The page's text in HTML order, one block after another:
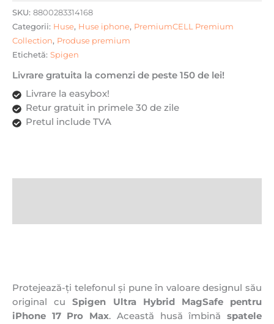
SKU: 8800283314168
Categorii: Huse, Huse iphone, PremiumCELL Premium
Collection, Produse premium
Etichetă: Spigen
Livrare gratuita la comenzi de peste 150 de lei!
Livrare la easybox!
Retur gratuit in primele 30 de zile
Pretul include TVA
Protejează-ți telefonul și pune în valoare designul său
original cuSpigen Ultra Hybrid MagSafe pentru
iPhone 17 Pro Max. Această husă îmbinăspatele